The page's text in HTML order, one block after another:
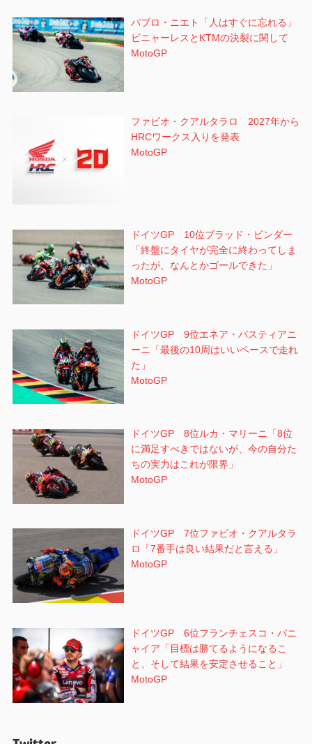
パブロ・ニエト「人はすぐに忘れる」
ビニャーレスとKTMの決裂に関して
MotoGP
ファビオ・クアルタラロ 2027年から
HRCワークス入りを発表
MotoGP
ドイツGP 10位ブラッド・ビンダー
「終盤にタイヤが完全に終わってしま
ったが、なんとかゴールできた」
MotoGP
ドイツGP 9位エネア・バスティアニ
ーニ「最後の10周はいいペースで走れ
た」
MotoGP
ドイツGP 8位ルカ・マリーニ「8位
に満足すべきではないが、今の自分た
ちの実力はこれが限界」
MotoGP
ドイツGP 7位ファビオ・クアルタラ
ロ「7番手は良い結果だと言える」
MotoGP
ドイツGP 6位フランチェスコ・バニ
ャイア「目標は勝てるようになるこ
と、そして結果を安定させること」
MotoGP